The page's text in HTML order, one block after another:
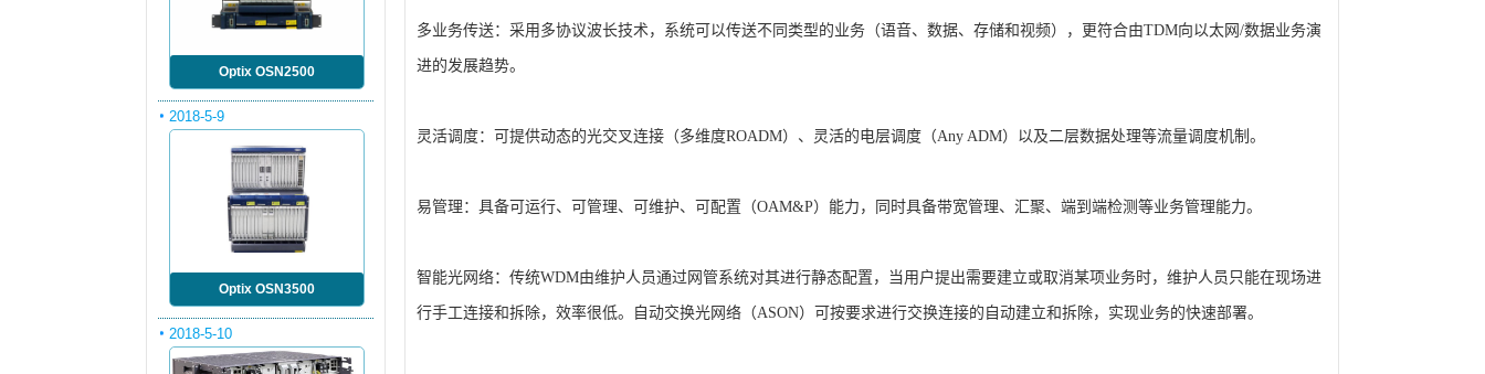
Optix OSN2500
2018-5-9
Optix OSN3500
2018-5-10
多业务传送：采用多协议波长技术，系统可以传送不同类型的业务（语音、数据、存储和视频），更符合由TDM向以太网/数据业务演
进的发展趋势。
灵活调度：可提供动态的光交叉连接（多维度ROADM）、灵活的电层调度（Any ADM）以及二层数据处理等流量调度机制。
易管理：具备可运行、可管理、可维护、可配置（OAM&P）能力，同时具备带宽管理、汇聚、端到端检测等业务管理能力。
智能光网络：传统WDM由维护人员通过网管系统对其进行静态配置，当用户提出需要建立或取消某项业务时，维护人员只能在现场进
行手工连接和拆除，效率很低。自动交换光网络（ASON）可按要求进行交换连接的自动建立和拆除，实现业务的快速部署。